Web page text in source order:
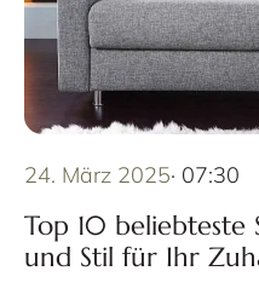
24. März 2025· 07:30
Top 10 beliebteste
und Stil für Ihr